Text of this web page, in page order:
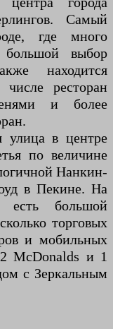
Самый
где много
выбор
находится
ресторан
и более
улица в центре
по величине
Нанкин-
в Пекине. На
большой
торговых
и мобильных
McDonalds и 1
с Зеркальным